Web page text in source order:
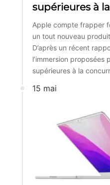
supérieures à
Apple compte frapper
un tout nouveau
D’après un récent
l’immersion
supérieures à la
15 mai